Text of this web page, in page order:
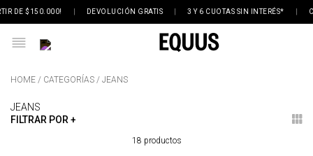
DE $150.000! DEVOLUCIÓN GRATIS 3 Y 6 CUOTAS SIN INTERÉS*
CATEGORÍAS JEANS
JEANS
FILTRAR POR +
18 productos